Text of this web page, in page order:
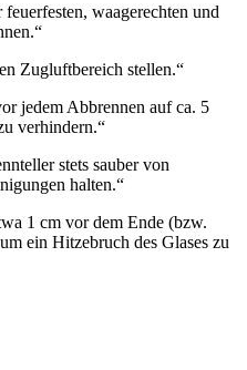
waagerechten und
Zugluftbereich stellen.“
jedem Abbrennen auf ca. 5
verhindern.“
stets sauber von
halten.“
1 cm vor dem Ende (bzw.
ein Hitzebruch des Glases zu